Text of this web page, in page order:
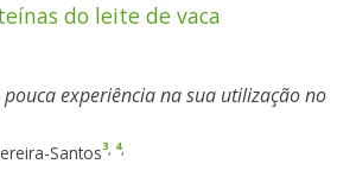
do leite de vaca
experiência na sua utilização no
Santos3, 4,